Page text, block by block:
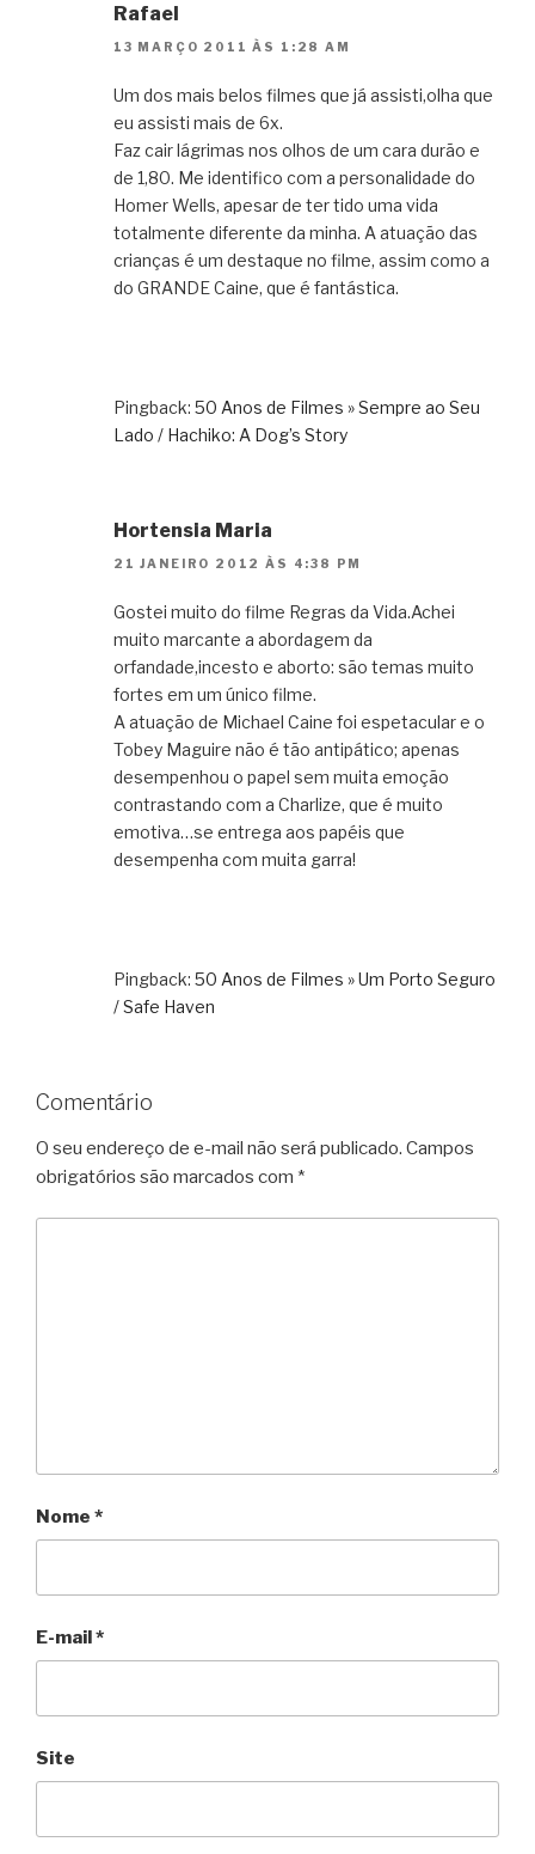
Rafael
13 MARÇO 2011 ÀS 1:28 AM
Um dos mais belos filmes que já assisti,olha que
eu assisti mais de 6x.
Faz cair lágrimas nos olhos de um cara durão e
de 1,80. Me identifico com a personalidade do
Homer Wells, apesar de ter tido uma vida
totalmente diferente da minha. A atuação das
crianças é um destaque no filme, assim como a
do GRANDE Caine, que é fantástica.
Pingback: 50 Anos de Filmes » Sempre ao Seu
Lado / Hachiko: A Dog’s Story
Hortensia Maria
21 JANEIRO 2012 ÀS 4:38 PM
Gostei muito do filme Regras da Vida.Achei
muito marcante a abordagem da
orfandade,incesto e aborto: são temas muito
fortes em um único filme.
A atuação de Michael Caine foi espetacular e o
Tobey Maguire não é tão antipático; apenas
desempenhou o papel sem muita emoção
contrastando com a Charlize, que é muito
emotiva…se entrega aos papéis que
desempenha com muita garra!
Pingback: 50 Anos de Filmes » Um Porto Seguro
/ Safe Haven
Comentário
O seu endereço de e-mail não será publicado. Campos
obrigatórios são marcados com *
Nome *
E-mail*
Site